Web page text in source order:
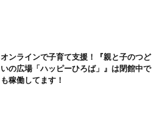
オンラインで子育て支援！『親と子のつど
いの広場「ハッピーひろば」』は閉館中で
も稼働してます！